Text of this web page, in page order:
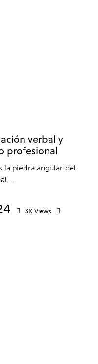
verbal y
profesional
la piedra angular del
3K Views